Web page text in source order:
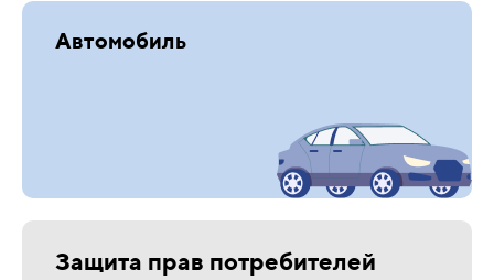
Автомобиль
Защита прав потребителей